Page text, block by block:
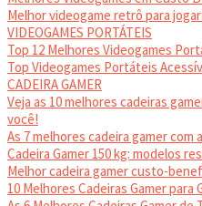
Melhor videogame retrô para
VIDEOGAMES PORTÁTEIS
Top 12 Melhores Videogames
Top Videogames Portáteis
CADEIRA GAMER
Veja as 10 melhores cadeiras
você!
As 7 melhores cadeira gamer com
Cadeira Gamer 150 kg: modelos
Melhor cadeira gamer custo-
10 Melhores Cadeiras Gamer